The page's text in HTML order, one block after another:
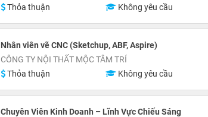
Thỏa thuận
Không yêu cầu
Nhân viên vẽ CNC (Sketchup, ABF, Aspire)
CÔNG TY NỘI THẤT MỘC TÂM TRÍ
Thỏa thuận
Không yêu cầu
Chuyên Viên Kinh Doanh – Lĩnh Vực Chiếu Sáng